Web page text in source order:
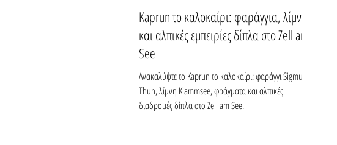
Kaprun το καλοκαίρι: φαράγγια, λίμνες
και αλπικές εμπειρίες δίπλα στο Zell am
See
Ανακαλύψτε το Kaprun το καλοκαίρι: φαράγγι Sigmund
Thun, λίμνη Klammsee, φράγματα και αλπικές
διαδρομές δίπλα στο Zell am See.